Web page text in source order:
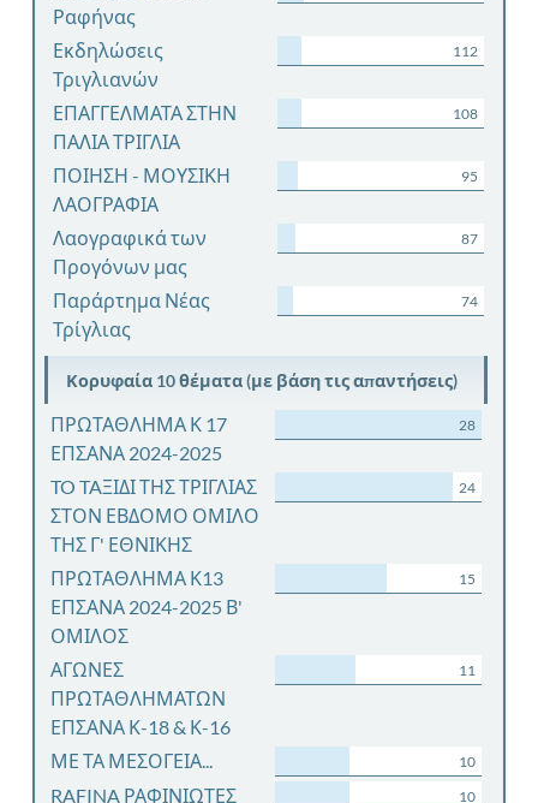
Ραφήνας
Εκδηλώσεις
Τριγλιανών
112
ΕΠΑΓΓΕΛΜΑΤΑ ΣΤΗΝ
ΠΑΛΙΑ ΤΡΙΓΛΙΑ
108
ΠΟΙΗΣΗ - ΜΟΥΣΙΚΗ
ΛΑΟΓΡΑΦΙΑ
95
Λαογραφικά των
Προγόνων μας
87
Παράρτημα Νέας
Τρίγλιας
74
Κορυφαία 10 θέματα (με βάση τις απαντήσεις)
ΠΡΩΤΑΘΛΗΜΑ Κ 17
ΕΠΣΑΝΑ 2024-2025
28
TO TAΞΙΔΙ ΤΗΣ ΤΡΙΓΛΙΑΣ
ΣΤΟΝ ΕΒΔΟΜΟ ΟΜΙΛΟ
ΤΗΣ Γ' ΕΘΝΙΚΗΣ
24
ΠΡΩΤΑΘΛΗΜΑ Κ13
ΕΠΣΑΝΑ 2024-2025 Β'
ΟΜΙΛΟΣ
15
ΑΓΩΝΕΣ
ΠΡΩΤΑΘΛΗΜΑΤΩΝ
ΕΠΣΑΝΑ Κ-18 & Κ-16
11
ΜΕ ΤΑ ΜΕΣΟΓΕΙΑ... 10
RAFINA ΡΑΦΙΝΙΩΤΕΣ 10